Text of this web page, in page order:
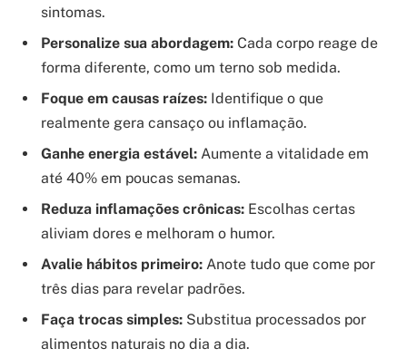
sintomas.
Personalize sua abordagem: Cada corpo reage de
forma diferente, como um terno sob medida.
Foque em causas raízes: Identifique o que
realmente gera cansaço ou inflamação.
Ganhe energia estável: Aumente a vitalidade em
até 40% em poucas semanas.
Reduza inflamações crônicas: Escolhas certas
aliviam dores e melhoram o humor.
Avalie hábitos primeiro: Anote tudo que come por
três dias para revelar padrões.
Faça trocas simples: Substitua processados por
alimentos naturais no dia a dia.